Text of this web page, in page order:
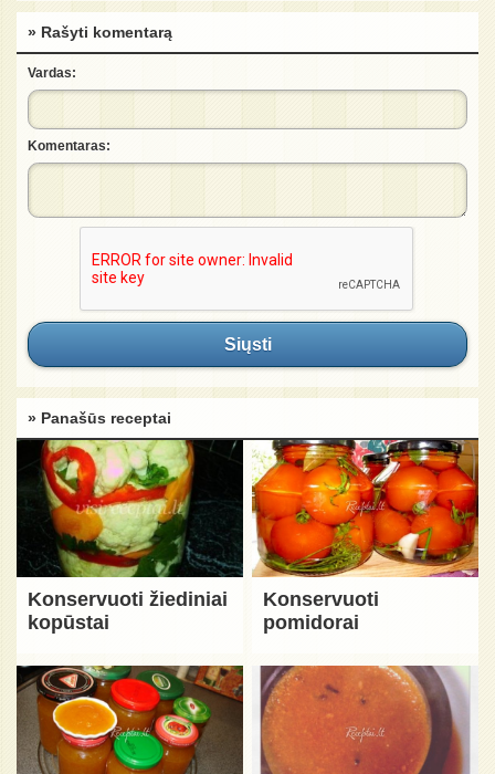
» Rašyti komentarą
Vardas:
Komentaras:
Siųsti
» Panašūs receptai
Konservuoti žiediniai
kopūstai
Konservuoti
pomidorai